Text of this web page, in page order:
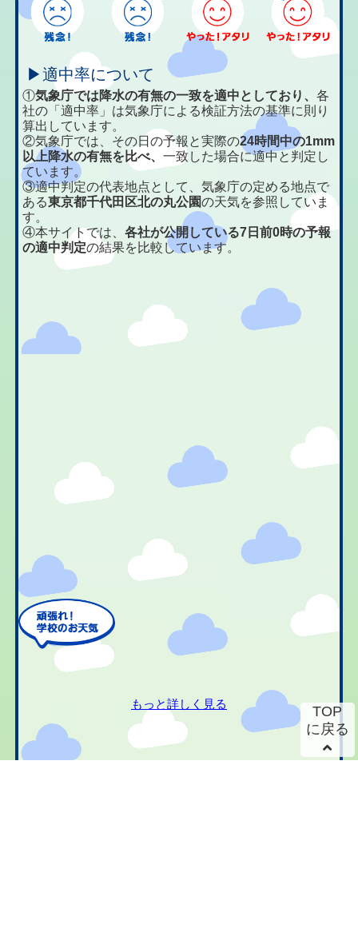
▶適中率について
①気象庁では降水の有無の一致を適中としており、各
社の「適中率」は気象庁による検証方法の基準に則り
算出しています。
②気象庁では、その日の予報と実際の24時間中の1mm
以上降水の有無を比べ、一致した場合に適中と判定し
ています。
③適中判定の代表地点として、気象庁の定める地点で
ある東京都千代田区北の丸公園の天気を参照していま
す。
④本サイトでは、各社が公開している7日前0時の予報
の適中判定の結果を比較しています。
もっと詳しく見る
TOP
に戻る